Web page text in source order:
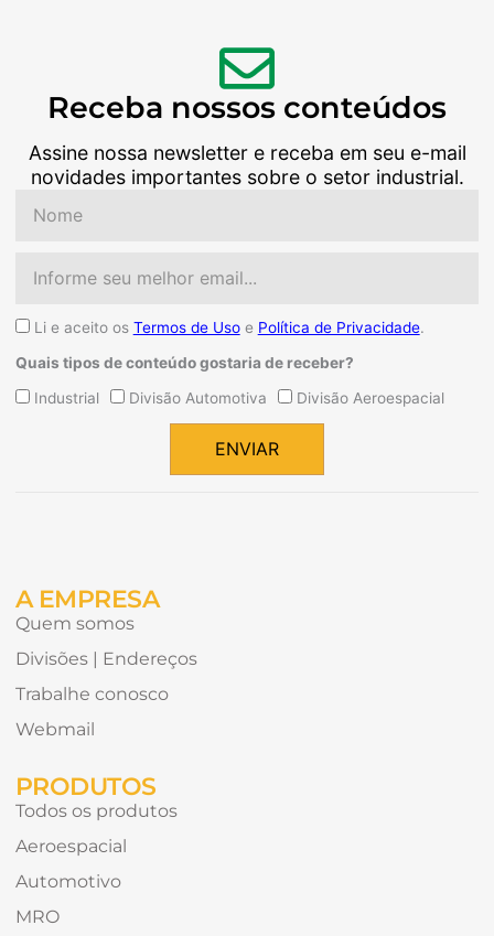
Receba nossos conteúdos
Assine nossa newsletter e receba em seu e-mail
novidades importantes sobre o setor industrial.
AceiteLi e aceito os Termos de Usoe Política de Privacidade.
Quais tipos de conteúdo gostaria de receber?
QuaisIndustrial Divisão Automotiva Divisão Aeroespacial
ENVIAR
A EMPRESA
Quem somos
Divisões | Endereços
Trabalhe conosco
Webmail
PRODUTOS
Todos os produtos
Aeroespacial
Automotivo
MRO